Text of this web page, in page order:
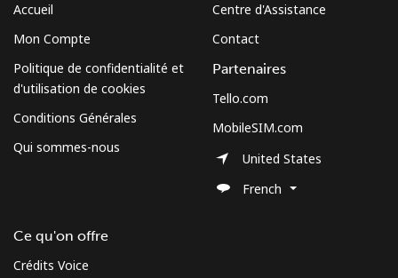
Accueil
Mon Compte
Politique de confidentialité et
d'utilisation de cookies
Conditions Générales
Qui sommes-nous
Ce qu'on offre
Crédits Voice
Centre d'Assistance
Contact
Partenaires
Tello.com
MobileSIM.com
United States
French